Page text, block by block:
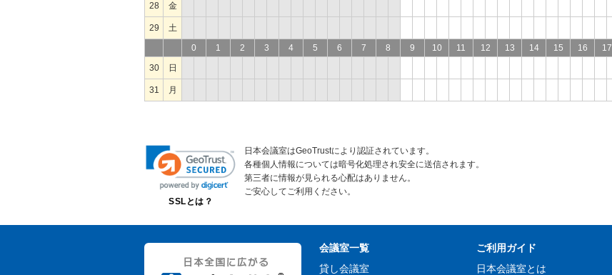
28 金
29 土
0
1 2 3 4 5 6 7 8 9 10 11 12 13 14 15 16 17
30
日
31 月
SSLとは？
日本会議室はGeoTrustにより認証されています。
各種個人情報については暗号化処理され安全に送信されます。
第三者に情報が見られる心配はありません。
ご安心してご利用ください。
会議室一覧
貸し会議室
ご利用ガイド
日本会議室とは